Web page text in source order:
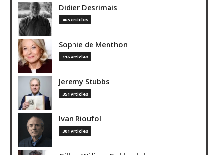
Didier Desrimais
403 Articles
Sophie de Menthon
116 Articles
Jeremy Stubbs
351 Articles
Ivan Rioufol
301 Articles